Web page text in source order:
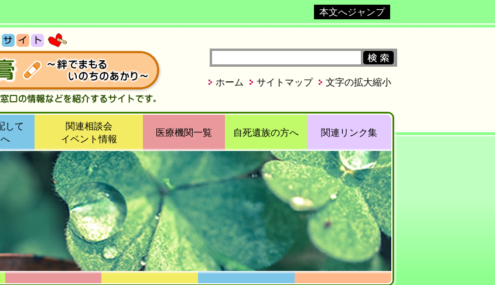
本文へジャンプ
して
関連相談会
イベント情報
医療機関一覧 自死遺族の方へ 関連リンク集
文字の拡大縮小
サイトマップ
ホーム